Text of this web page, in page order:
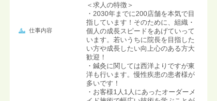
仕事内容
＜求人の特徴＞
・2030年までに200店舗を本気で目
指しています！そのために、組織・
個人の成長スピードをあげていって
います。若いうちに院長を目指した
い方や成長したい向上心のある方大
歓迎！
・鍼灸に関しては西洋よりですが東
洋も行います。慢性疾患の患者様が
多いです！
・お客様1人1人にあったオーダーメ